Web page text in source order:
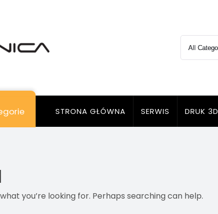
STRONA GŁÓWNA SERWIS DRUK 3D
you’re looking for. Perhaps searching can help.